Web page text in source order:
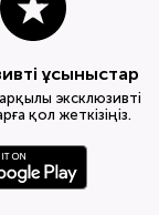
ұсыныстар
эксклюзивті
қол жеткізіңіз.